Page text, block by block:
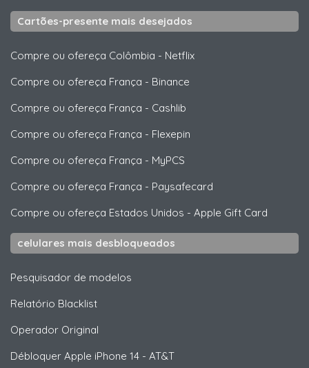
Cartões-presente mais desejados
Compre ou ofereça Colômbia - Netflix
Compre ou ofereça França - Binance
Compre ou ofereça França - Cashlib
Compre ou ofereça França - Flexepin
Compre ou ofereça França - MyPCS
Compre ou ofereça França - Paysafecard
Compre ou ofereça Estados Unidos - Apple Gift Card
celulares mais desbloqueados
Pesquisador de modelos
Relatório Blacklist
Operador Original
Débloquer Apple iPhone 14 - AT&T